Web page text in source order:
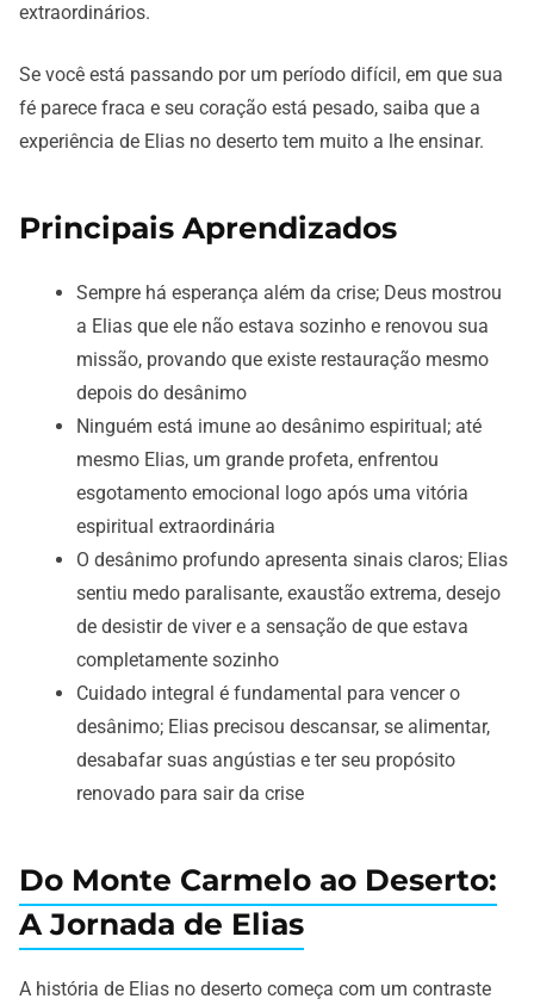
extraordinários.
Se você está passando por um período difícil, em que sua
fé parece fraca e seu coração está pesado, saiba que a
experiência de Elias no deserto tem muito a lhe ensinar.
Principais Aprendizados
Sempre há esperança além da crise; Deus mostrou
a Elias que ele não estava sozinho e renovou sua
missão, provando que existe restauração mesmo
depois do desânimo
Ninguém está imune ao desânimo espiritual; até
mesmo Elias, um grande profeta, enfrentou
esgotamento emocional logo após uma vitória
espiritual extraordinária
O desânimo profundo apresenta sinais claros; Elias
sentiu medo paralisante, exaustão extrema, desejo
de desistir de viver e a sensação de que estava
completamente sozinho
Cuidado integral é fundamental para vencer o
desânimo; Elias precisou descansar, se alimentar,
desabafar suas angústias e ter seu propósito
renovado para sair da crise
Do Monte Carmelo ao Deserto:
A Jornada de Elias
A história de Elias no deserto começa com um contraste